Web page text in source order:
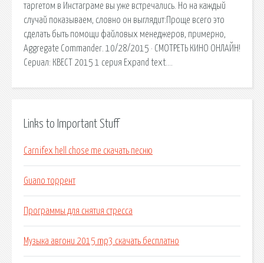
таргетом в Инстаграме вы уже встречались. Но на каждый
случай показываем, словно он выглядит:Проще всего это
сделать быть помощи файловых менеджеров, примерно,
Aggregate Commander. 10/28/2015 · СМОТРЕТЬ КИНО ОНЛАЙН!
Сериал: КВЕСТ 2015 1 серия Expand text….
Links to Important Stuff
Carnifex hell chose me скачать песню
Guano торрент
Программы для снятия стресса
Музыка авгони 2015 mp3 скачать бесплатно